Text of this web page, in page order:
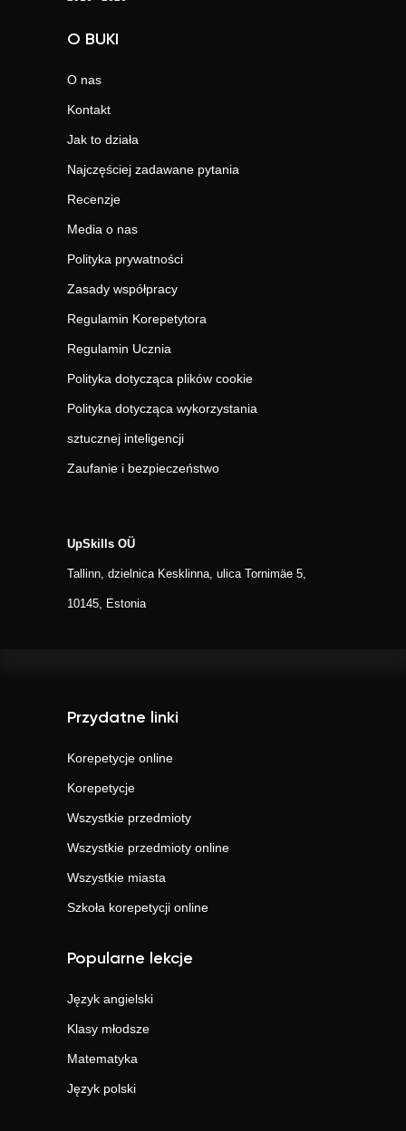
O BUKI
O nas
Kontakt
Jak to działa
Najczęściej zadawane pytania
Recenzje
Media o nas
Polityka prywatności
Zasady współpracy
Regulamin Korepetytora
Regulamin Ucznia
Polityka dotycząca plików cookie
Polityka dotycząca wykorzystania
sztucznej inteligencji
Zaufanie i bezpieczeństwo
UpSkills OÜ
Tallinn, dzielnica Kesklinna, ulica Tornimäe 5,
10145, Estonia
Przydatne linki
Korepetycje online
Korepetycje
Wszystkie przedmioty
Wszystkie przedmioty online
Wszystkie miasta
Szkoła korepetycji online
Popularne lekcje
Język angielski
Klasy młodsze
Matematyka
Język polski